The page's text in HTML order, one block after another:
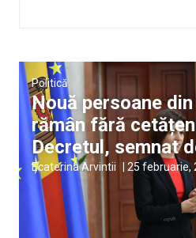
Politică
Nouă persoane
rămân fără
Decretul, semnat
Ecaterina Arvintii 25 februarie,